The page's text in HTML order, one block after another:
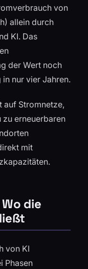
von
allein durch
KI. Das
der Wert noch
nur vier Jahren.
auf Stromnetze,
erneuerbaren
mit
die
von KI
Phasen